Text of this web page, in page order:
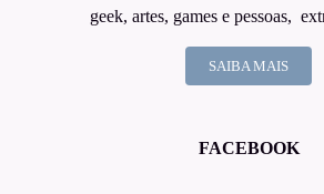
geek, artes, games e pessoas,
SAIBA MAIS
FACEBOOK